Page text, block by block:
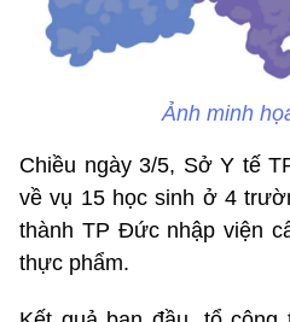
Ảnh minh
Chiều ngày 3/5, Sở Y tế
về vụ 15 học sinh ở 4
thành TP Đức nhập viện
thực phẩm.